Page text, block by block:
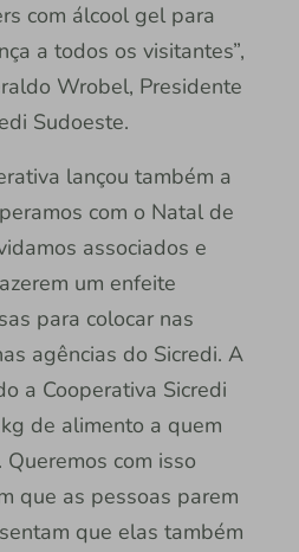
com álcool gel para
a todos os visitantes”,
Wrobel, Presidente
Sudoeste.
lançou também a
com o Natal de
associados e
um enfeite
para colocar nas
agências do Sicredi. A
a Cooperativa Sicredi
de alimento a quem
com isso
que as pessoas parem
que elas também